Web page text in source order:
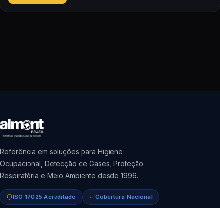
Referência em soluções para Higiene
Ocupacional, Detecção de Gases, Proteção
Respiratória e Meio Ambiente desde 1996.
ISO 17025 Acreditado Cobertura Nacional